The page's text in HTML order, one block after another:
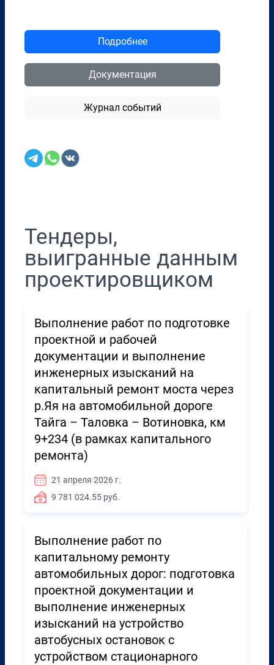
Подробнее
Документация
Журнал событий
Тендеры,
выигранные данным
проектировщиком
Выполнение работ по подготовке
проектной и рабочей
документации и выполнение
инженерных изысканий на
капитальный ремонт моста через
р.Яя на автомобильной дороге
Тайга – Таловка – Вотиновка, км
9+234 (в рамках капитального
ремонта)
21 апреля 2026 г.
9 781 024.55 руб.
Выполнение работ по
капитальному ремонту
автомобильных дорог: подготовка
проектной документации и
выполнение инженерных
изысканий на устройство
автобусных остановок с
устройством стационарного